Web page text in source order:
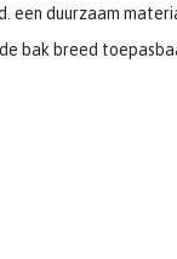
een duurzaam
bak breed